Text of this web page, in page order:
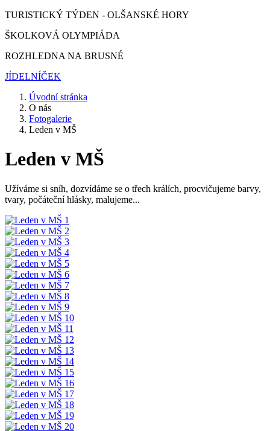
TURISTICKÝ TÝDEN - OLŠANSKÉ HORY
ŠKOLKOVÁ OLYMPIÁDA
ROZHLEDNA NA BRUSNÉ
JÍDELNÍČEK
Úvodní stránka
O nás
Fotogalerie
Leden v MŠ
Leden v MŠ
Užíváme si sníh, dozvídáme se o třech králích, procvičujeme barvy,
tvary, počáteční hlásky, malujeme...